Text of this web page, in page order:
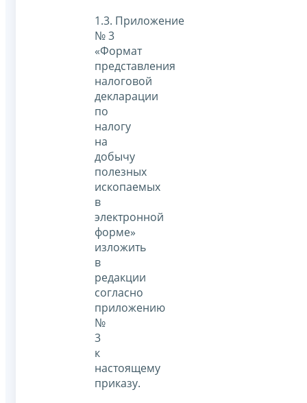
1.3. Приложение
№ 3
«Формат
представления
налоговой
декларации
по
налогу
на
добычу
полезных
ископаемых
в
электронной
форме»
изложить
в
редакции
согласно
приложению
№
3
к
настоящему
приказу.